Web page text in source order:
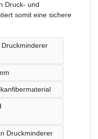
Druck- und
somit eine sichere
Druckminderer